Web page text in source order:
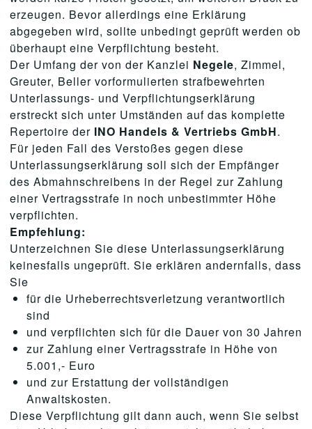
erzeugen. Bevor allerdings eine Erklärung
abgegeben wird, sollte unbedingt geprüft werden ob
überhaupt eine Verpflichtung besteht.
Der Umfang der von der Kanzlei Negele, Zimmel,
Greuter, Beller vorformulierten strafbewehrten
Unterlassungs- und Verpflichtungserklärung
erstreckt sich unter Umständen auf das komplette
Repertoire der INO Handels & Vertriebs GmbH.
Für jeden Fall des Verstoßes gegen diese
Unterlassungserklärung soll sich der Empfänger
des Abmahnschreibens in der Regel zur Zahlung
einer Vertragsstrafe in noch unbestimmter Höhe
verpflichten.
Empfehlung:
Unterzeichnen Sie diese Unterlassungserklärung
keinesfalls ungeprüft. Sie erklären andernfalls, dass
Sie
für die Urheberrechtsverletzung verantwortlich
sind
und verpflichten sich für die Dauer von 30 Jahren
zur Zahlung einer Vertragsstrafe in Höhe von
5.001,- Euro
und zur Erstattung der vollständigen
Anwaltskosten.
Diese Verpflichtung gilt dann auch, wenn Sie selbst